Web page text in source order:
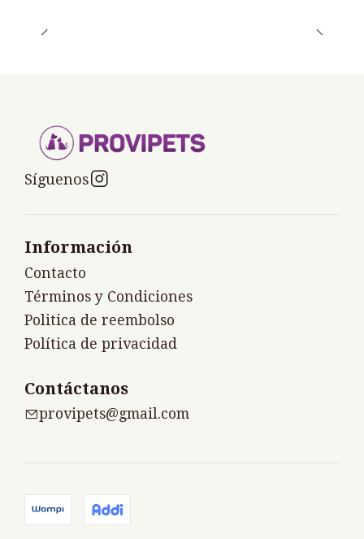
Síguenos
Información
Contacto
Términos y Condiciones
Politica de reembolso
Política de privacidad
Contáctanos
provipets@gmail.com